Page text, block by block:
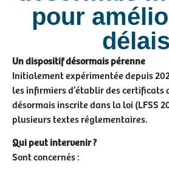
pour
délais
Un dispositif désormais pérenne
Initialement expérimentée depuis
les infirmiers d’établir des certificats
désormais inscrite dans la loi (LFSS
plusieurs textes réglementaires.
Qui peut intervenir ?
Sont concernés :